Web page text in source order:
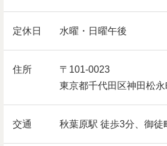
定休日 水曜・日曜午後
住所
〒101-0023
東京都千代田区神田松
交通 秋葉原駅 徒歩3分、御徒